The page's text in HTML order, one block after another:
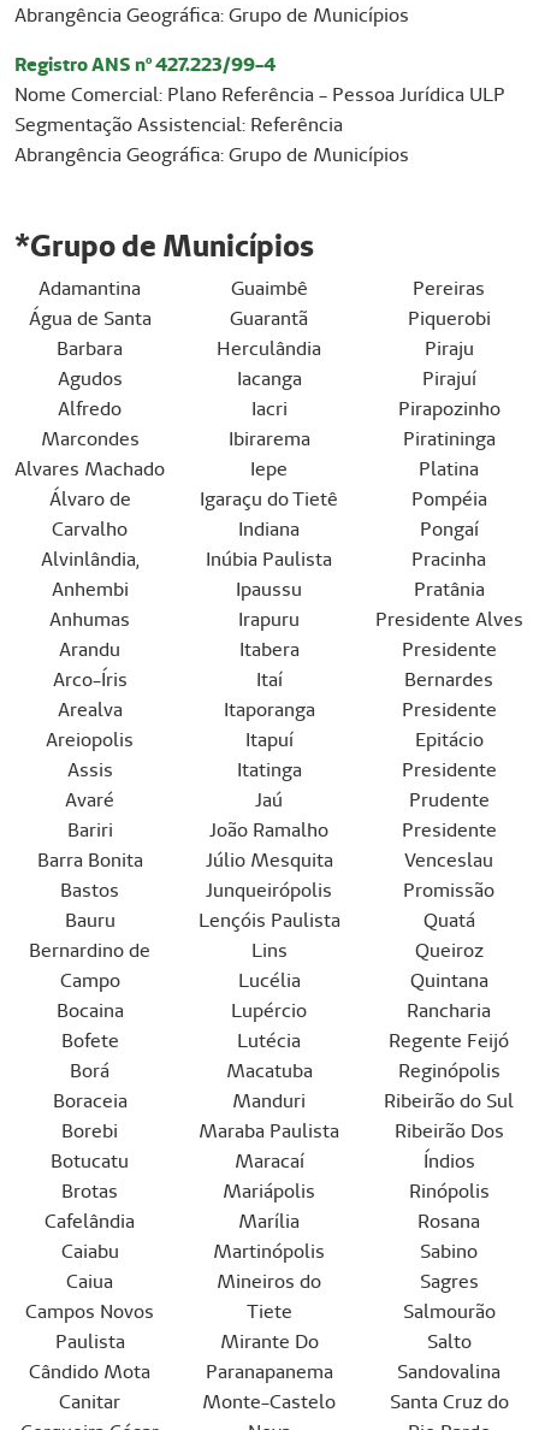
Abrangência Geográfica: Grupo de Municípios
Registro ANS nº 427.223/99-4
Nome Comercial: Plano Referência - Pessoa Jurídica ULP
Segmentação Assistencial: Referência
Abrangência Geográfica: Grupo de Municípios
*Grupo de Municípios
Adamantina
Água de Santa
Barbara
Agudos
Alfredo
Marcondes
Alvares Machado
Álvaro de
Carvalho
Alvinlândia,
Anhembi
Anhumas
Arandu
Arco-Íris
Arealva
Areiopolis
Assis
Avaré
Bariri
Barra Bonita
Bastos
Bauru
Bernardino de
Campo
Bocaina
Bofete
Borá
Boraceia
Borebi
Botucatu
Brotas
Cafelândia
Caiabu
Caiua
Campos Novos
Paulista
Cândido Mota
Canitar
Guaimbê
Guarantã
Herculândia
Iacanga
Iacri
Ibirarema
Iepe
Igaraçu do Tietê
Indiana
Inúbia Paulista
Ipaussu
Irapuru
Itabera
Itaí
Itaporanga
Itapuí
Itatinga
Jaú
João Ramalho
Júlio Mesquita
Junqueirópolis
Lençóis Paulista
Lins
Lucélia
Lupércio
Lutécia
Macatuba
Manduri
Maraba Paulista
Maracaí
Mariápolis
Marília
Martinópolis
Mineiros do
Tiete
Mirante Do
Paranapanema
Monte-Castelo
Pereiras
Piquerobi
Piraju
Pirajuí
Pirapozinho
Piratininga
Platina
Pompéia
Pongaí
Pracinha
Pratânia
Presidente Alves
Presidente
Bernardes
Presidente
Epitácio
Presidente
Prudente
Presidente
Venceslau
Promissão
Quatá
Queiroz
Quintana
Rancharia
Regente Feijó
Reginópolis
Ribeirão do Sul
Ribeirão Dos
Índios
Rinópolis
Rosana
Sabino
Sagres
Salmourão
Salto
Sandovalina
Santa Cruz do